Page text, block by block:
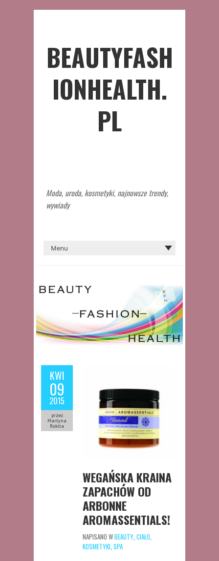
BEAUTYFASH
IONHEALTH.
PL
Moda, uroda, kosmetyki, najnowsze trendy,
wywiady
KWI
09
2015
przez
Martyna
Rokita
WEGAŃSKA KRAINA
ZAPACHÓW OD
ARBONNE
AROMASSENTIALS!
NAPISANO WBEAUTY, CIAŁO,
KOSMETYKI, SPA